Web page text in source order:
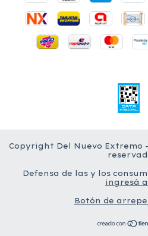
Copyright Del Nuevo Extremo -
Defensa de las y los
ingresá
Botón de